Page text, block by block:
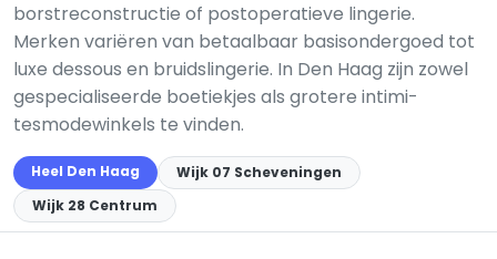
borstreconstructie of postoperatieve lingerie.
Merken variëren van betaalbaar basisondergoed tot
luxe dessous en bruidslinge­rie. In Den Haag zijn zowel
gespecialiseerde boetiekjes als grotere intimi­
tesmodewinkels te vinden.
Heel Den Haag
Wijk 07 Scheveningen
Wijk 28 Centrum